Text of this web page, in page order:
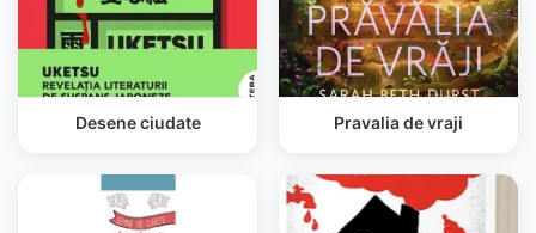
Desene ciudate Pravalia de vraji